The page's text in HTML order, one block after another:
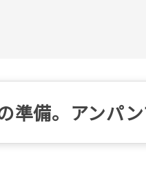
準備。アンパ